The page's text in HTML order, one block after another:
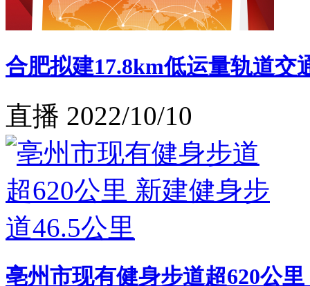
合肥拟建17.8km低运量轨道交
直播 2022/10/10
亳州市现有健身步道超620公